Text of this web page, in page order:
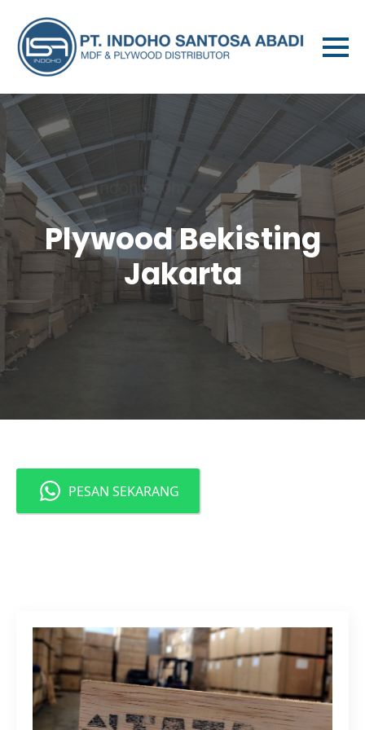
Plywood Bekisting
Jakarta
PESAN SEKARANG